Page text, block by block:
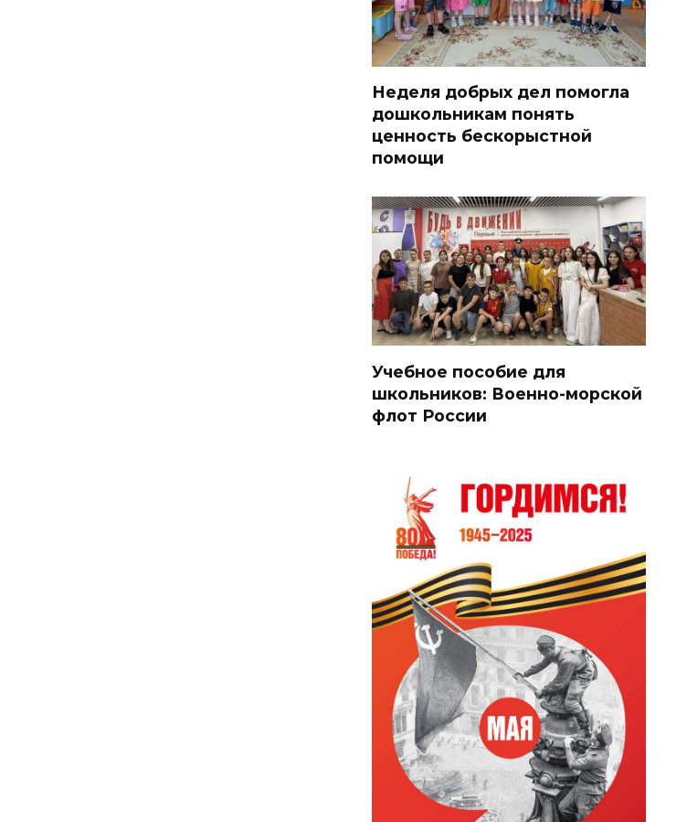
Неделя добрых дел помогла
дошкольникам понять
ценность бескорыстной
помощи
Учебное пособие для
школьников: Военно-морской
флот России